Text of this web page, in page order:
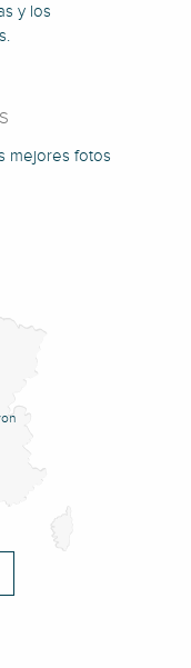
y los
mejores fotos